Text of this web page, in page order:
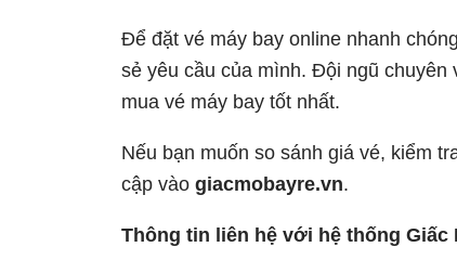
Để đặt vé máy bay online nhanh
sẻ yêu cầu của mình. Đội ngũ chuyên
mua vé máy bay tốt nhất.
Nếu bạn muốn so sánh giá vé, kiểm
cập vào giacmobayre.vn.
Thông tin liên hệ với hệ thống Giấc